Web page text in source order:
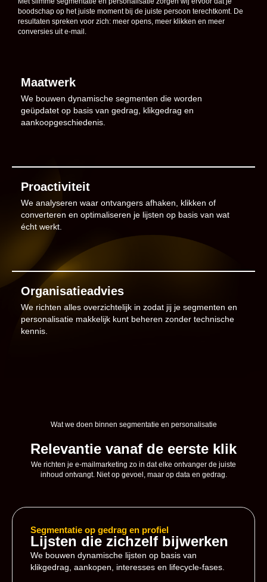
boodschap op het juiste moment bij de juiste persoon terechtkomt. De
resultaten spreken voor zich: meer opens, meer klikken en meer
conversies uit e-mail.
Maatwerk
We bouwen dynamische segmenten die worden
geüpdatet op basis van gedrag, klikgedrag en
aankoopgeschiedenis.
Proactiviteit
We analyseren waar ontvangers afhaken, klikken of
converteren en optimaliseren je lijsten op basis van wat
écht werkt.
Organisatieadvies
We richten alles overzichtelijk in zodat jij je segmenten en
personalisatie makkelijk kunt beheren zonder technische
kennis.
Wat we doen binnen segmentatie en personalisatie
Relevantie vanaf de eerste klik
We richten je e-mailmarketing zo in dat elke ontvanger de juiste
inhoud ontvangt. Niet op gevoel, maar op data en gedrag.
Segmentatie op gedrag en profiel
Lijsten die zichzelf bijwerken
We bouwen dynamische lijsten op basis van
klikgedrag, aankopen, interesses en lifecycle-fases.